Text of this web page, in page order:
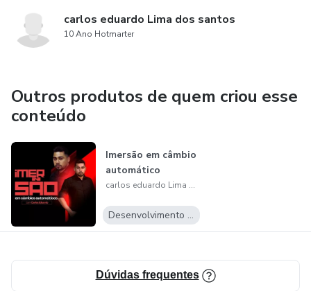
uma abordagem eficiente.
carlos eduardo Lima dos santos
10 Ano Hotmarter
Outros produtos de quem criou esse
conteúdo
Imersão em câmbio
automático
carlos eduardo Lima dos santos
Desenvolvimento Pessoal
Dúvidas frequentes